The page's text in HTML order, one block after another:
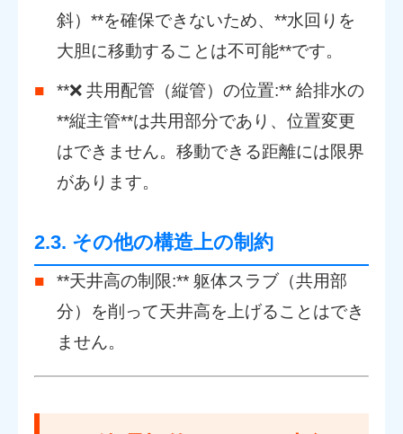
斜）**を確保できないため、**水回りを
大胆に移動することは不可能**です。
**❌ 共用配管（縦管）の位置:** 給排水の
**縦主管**は共用部分であり、位置変更
はできません。移動できる距離には限界
があります。
2.3. その他の構造上の制約
**天井高の制限:** 躯体スラブ（共用部
分）を削って天井高を上げることはでき
ません。